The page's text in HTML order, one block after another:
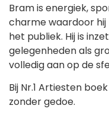
Bram is energiek,
charme waardoor
het publiek. Hij is
gelegenheden als
volledig aan op de
Bij Nr.1 Artiesten
zonder gedoe.